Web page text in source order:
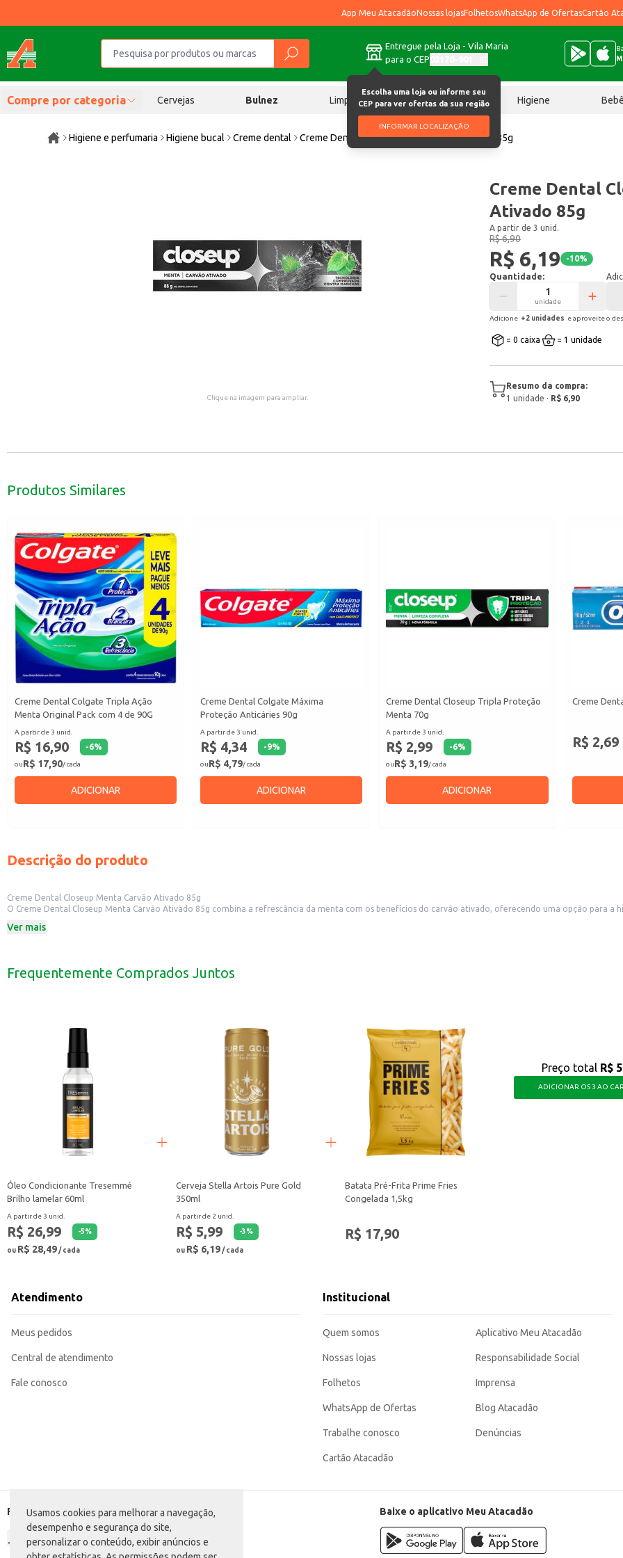
Usamos cookies para melhorar a navegação,
desempenho e segurança do site,
personalizar o conteúdo, exibir anúncios e
App Meu AtacadãoNossas lojasFolhetosWhatsApp de OfertasCartão
Entregue pela Loja - Vila Maria
para o CEP
Escolha uma loja ou informe seu
CEP para ver ofertas da sua região
INFORMAR LOCALIZAÇÃO
Compre por categoria Cervejas Bulnez Limpeza Chocolates Higiene
Higiene e perfumaria Higiene bucal Creme dental Creme Dental Closeup Menta Carvão Ativado 85g
Clique na imagem para ampliar.
Creme Dental
Ativado 85g
A partir de 3 unid.
R$ 6,90
R$ 6,19 -10%
Quantidade:
unidade
Adicione +2 unidades e aproveite o
= 0 caixa = 1 unidade
Resumo da compra:
1 unidade · R$ 6,90
Produtos Similares
Creme Dental Colgate Tripla Ação
Menta Original Pack com 4 de 90G
A partir de 3 unid.
R$ 16,90 -6%
ouR$ 17,90/ cada
ADICIONAR
Creme Dental Colgate Máxima
Proteção Anticáries 90g
A partir de 3 unid.
R$ 4,34 -9%
ouR$ 4,79/ cada
ADICIONAR
Creme Dental Closeup Tripla Proteção
Menta 70g
A partir de 3 unid.
R$ 2,99 -6%
ouR$ 3,19/ cada
ADICIONAR
Creme
R$ 2,69
Descrição do produto
Creme Dental Closeup Menta Carvão Ativado 85g
O Creme Dental Closeup Menta Carvão Ativado 85g combina a refrescância da menta com os benefícios do carvão ativado, oferecendo uma opção para a
Indicado para:
Escove os dentes com o Creme Dental Closeup Menta Carvão Ativado após as refeições ou conforme orientação do seu dentista.
Ver mais
Frequentemente Comprados Juntos
Óleo Condicionante Tresemmé
Brilho lamelar 60ml
A partir de 3 unid.
R$ 26,99 -5%
ou R$ 28,49/ cada
Cerveja Stella Artois Pure Gold
350ml
A partir de 2 unid.
R$ 5,99 -3%
ou R$ 6,19/ cada
Batata Pré-Frita Prime Fries
Congelada 1,5kg
R$ 17,90
Preço total R$
ADICIONAR OS 3 AO
Atendimento
Meus pedidos
Central de atendimento
Fale conosco
Institucional
Quem somos
Nossas lojas
Folhetos
WhatsApp de Ofertas
Trabalhe conosco
Cartão Atacadão
Aplicativo Meu Atacadão
Responsabilidade Social
Imprensa
Blog Atacadão
Denúncias
Formas de pagamento Baixe o aplicativo Meu Atacadão